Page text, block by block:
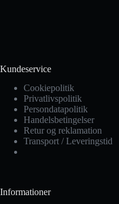
Kundeservice
Cookiepolitik
Privatlivspolitik
Persondatapolitik
Handelsbetingelser
Retur og reklamation
Transport / Leveringstid
Informationer